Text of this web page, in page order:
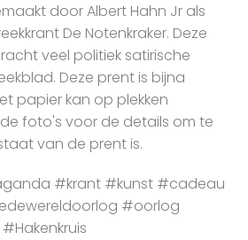
door Albert Hahn Jr als
De Notenkraker. Deze
veel politiek satirische
Deze prent is bijna
papier kan op plekken
foto's voor de details om te
van de prent is.
#krant #kunst #cadeau
#oorlog